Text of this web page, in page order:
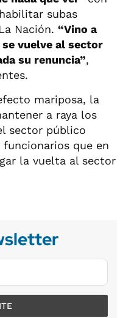
subas
Nación. “Vino a
vuelve al sector
su renuncia”,
mariposa, la
a raya los
sector público
que en
la vuelta al sector